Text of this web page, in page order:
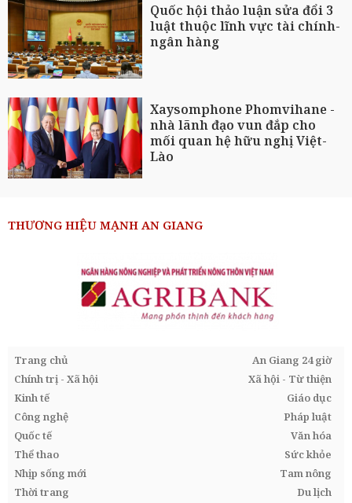
Quốc hội thảo luận sửa đổi 3
luật thuộc lĩnh vực tài chính-
ngân hàng
Xaysomphone Phomvihane -
nhà lãnh đạo vun đắp cho
mối quan hệ hữu nghị Việt-
Lào
THƯƠNG HIỆU MẠNH AN GIANG
Trang chủ
An Giang 24 giờ
Chính trị - Xã hội
Xã hội - Từ thiện
Kinh tế
Giáo dục
Công nghệ
Pháp luật
Quốc tế
Văn hóa
Thể thao
Sức khỏe
Nhịp sống mới
Tam nông
Thời trang
Du lịch